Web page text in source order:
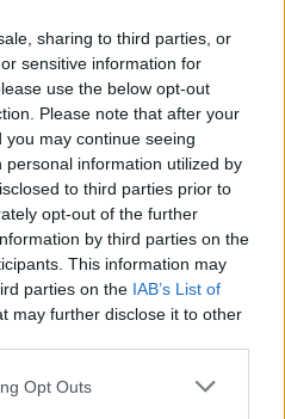
sharing to third parties, or
sensitive information for
use the below opt-out
Please note that after your
may continue seeing
information utilized by
to third parties prior to
opt-out of the further
by third parties on the
This information may
parties on the IAB’s List of
may further disclose it to other
Opt Outs
ως το καλύτερο
αιώνα.
που θα βασίζεται στην